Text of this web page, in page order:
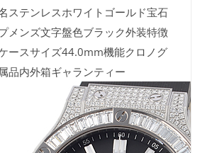
ステンレスホワイトゴールド宝石
メンズ文字盤色ブラック外装特徴
ースサイズ44.0mm機能クロノグ
品内外箱ギャランティー